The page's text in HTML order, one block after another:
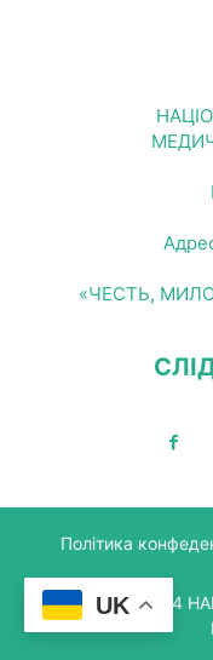
«ЧЕСТЬ,
Політика
© Copyright 2024
UK